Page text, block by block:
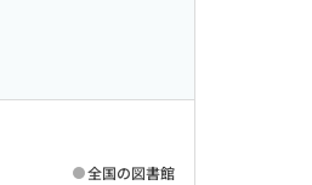
全国の図書館